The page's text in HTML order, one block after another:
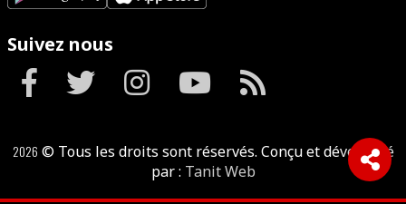
Suivez nous
2026 © Tous les droits sont réservés. Conçu et développé
par : Tanit Web